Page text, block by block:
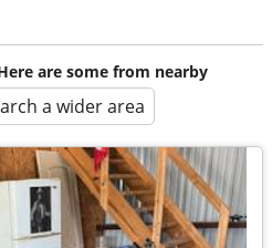
are some from nearby
a wider area